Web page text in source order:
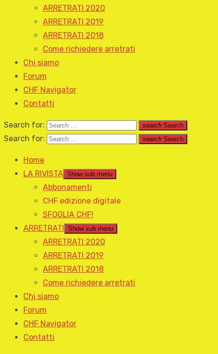
ARRETRATI 2020
ARRETRATI 2019
ARRETRATI 2018
Come richiedere arretrati
Chi siamo
Forum
CHF Navigator
Contatti
Search for: search Search
Search for: search Search
Home
LA RIVISTA Show sub menu
Abbonamenti
CHF edizione digitale
SFOGLIA CHF!
ARRETRATI
Show sub menu
ARRETRATI 2020
ARRETRATI 2019
ARRETRATI 2018
Come richiedere arretrati
Chi siamo
Forum
CHF Navigator
Contatti